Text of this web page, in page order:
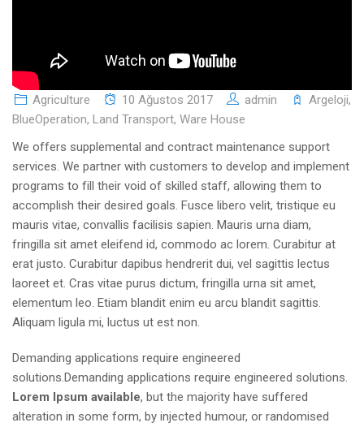
Agriculture 10 Ağustos 2017 admin Argeloji,
BlueOperation, Land Transport, Ware House
We offers supplemental and contract maintenance support
services. We partner with customers to develop and implement
programs to fill their void of skilled staff, allowing them to
accomplish their desired goals. Fusce libero velit, tristique eu
mauris vitae, convallis facilisis sapien. Mauris urna diam,
fringilla sit amet eleifend id, commodo ac lorem. Curabitur at
erat justo. Curabitur dapibus hendrerit dui, vel sagittis lectus
laoreet et. Cras vitae purus dictum, fringilla urna sit amet,
elementum leo. Etiam blandit enim eu arcu blandit sagittis.
Aliquam ligula mi, luctus ut est non.
Demanding applications require engineered
solutions.Demanding applications require engineered solutions.
Lorem Ipsum available, but the majority have suffered
alteration in some form, by injected humour, or randomised